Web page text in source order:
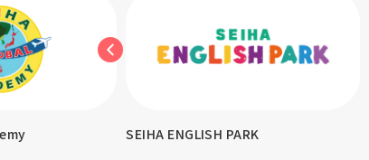
SEIHA ENGLISH PARK